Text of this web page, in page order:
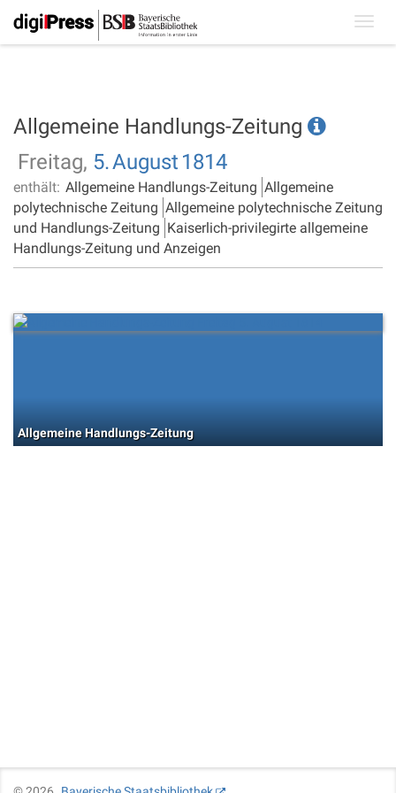
Allgemeine Handlungs-Zeitung
Freitag, 5.August 1814
enthält: Allgemeine Handlungs-Zeitung Allgemeine
polytechnische Zeitung Allgemeine polytechnische Zeitung
und Handlungs-Zeitung Kaiserlich-privilegirte allgemeine
Handlungs-Zeitung und Anzeigen
Allgemeine Handlungs-Zeitung